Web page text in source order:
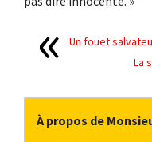
Un fouet
La
À propos de